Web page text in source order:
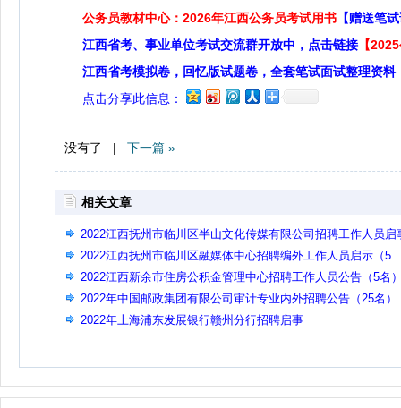
公务员教材中心：2026年江西公务员考试用书 【赠送笔
江西省考、事业单位考试交流群开放中，点击链接 【
江西省考模拟卷，回忆版试题卷，全套笔试面试整理资料
点击分享此信息：
没有了 | 下一篇 »
相关文章
2022江西抚州市临川区半山文化传媒有限公司招聘工作人员启
2022江西抚州市临川区融媒体中心招聘编外工作人员启示（5
名）
2022江西新余市住房公积金管理中心招聘工作人员公告（5名
2022年中国邮政集团有限公司审计专业内外招聘公告（25名）
2022年上海浦东发展银行赣州分行招聘启事